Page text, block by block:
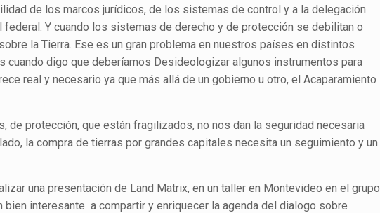
de los marcos jurídicos, de los sistemas de control y a la delegación
Y cuando los sistemas de derecho y de protección se debilitan o
la Tierra. Ese es un gran problema en nuestros países en distintos
cuando digo que deberíamos Desideologizar algunos instrumentos para
real y necesario ya que más allá de un gobierno u otro, el Acaparamiento
de protección, que están fragilizados, no nos dan la seguridad necesaria
la compra de tierras por grandes capitales necesita un seguimiento y un
una presentación de Land Matrix, en un taller en Montevideo en el grupo
interesante a compartir y enriquecer la agenda del dialogo sobre